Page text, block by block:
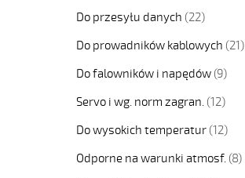
Do przesyłu danych (22)
Do prowadników kablowych (21)
Do falowników i napędów (9)
Servo i wg. norm zagran. (12)
Do wysokich temperatur (12)
Odporne na warunki atmosf. (8)